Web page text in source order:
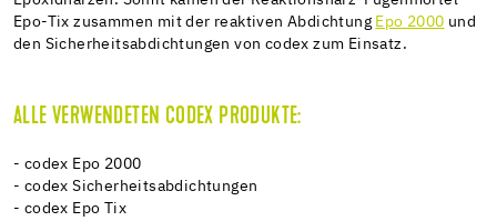
Epo-Tix zusammen mit der reaktiven Abdichtung Epo 2000 und
den Sicherheitsabdichtungen von codex zum Einsatz.
ALLE VERWENDETEN CODEX PRODUKTE:
- codex Epo 2000
- codex Sicherheitsabdichtungen
- codex Epo Tix